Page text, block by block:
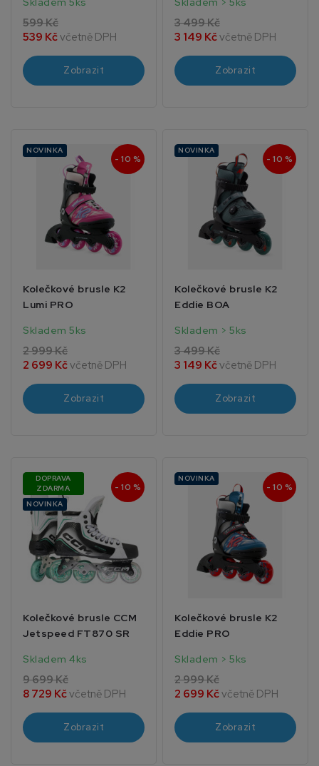
599 Kč
539 Kčvčetně DPH
Zobrazit
3 499 Kč
3 149 Kčvčetně DPH
Zobrazit
NOVINKA
- 10 %
Kolečkové brusle K2
Lumi PRO
Skladem 5ks
2 999 Kč
2 699 Kčvčetně DPH
Zobrazit
NOVINKA
- 10 %
Kolečkové brusle K2
Eddie BOA
Skladem > 5ks
3 499 Kč
3 149 Kčvčetně DPH
Zobrazit
DOPRAVA
ZDARMA
NOVINKA
- 10 %
Kolečkové brusle CCM
Jetspeed FT870 SR
Skladem 4ks
9 699 Kč
8 729 Kčvčetně DPH
Zobrazit
NOVINKA
- 10 %
Kolečkové brusle K2
Eddie PRO
Skladem > 5ks
2 999 Kč
2 699 Kčvčetně DPH
Zobrazit